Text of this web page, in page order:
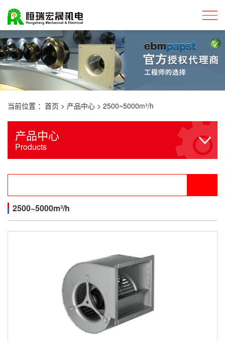
当前位置 ： 首页 > 产品中心 > 2500~5000m³/h
产品中心
Products
2500~5000m³/h